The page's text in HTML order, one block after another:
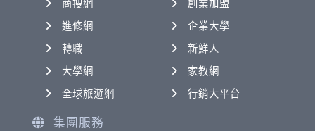
商搜網
創業加盟
進修網
企業大學
轉職
新鮮人
大學網
家教網
全球旅遊網
行銷大平台
集團服務